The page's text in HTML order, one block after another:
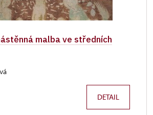
malba ve středních
DETAIL